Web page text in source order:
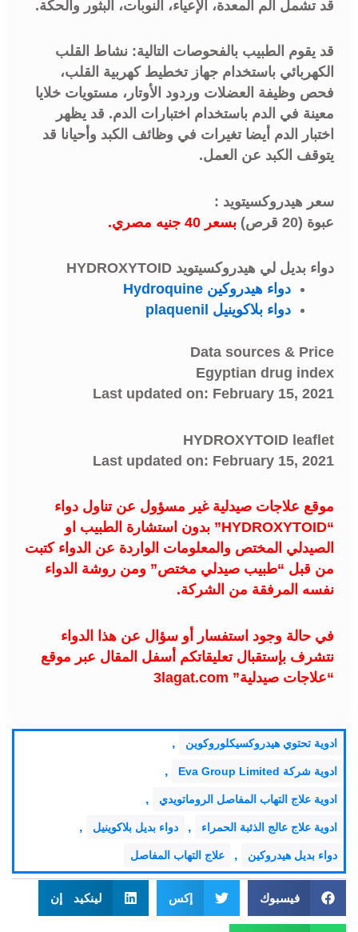
قد تشمل ألم المعدة، الإعياء، النوبات، البثور والحكة.
قد يقوم الطبيب بالفحوصات التالية: نشاط القلب
الكهربائي باستخدام جهاز تخطيط كهربية القلب،
فحص وظيفة العضلات وردود الأوتار، مستويات خلايا
معينة في الدم باستخدام اختبارات الدم. قد يظهر
اختبار الدم أيضا تغيرات في وظائف الكبد وأحيانا قد
يتوقف الكبد عن العمل.
سعر هيدروكسيتويد :
عبوة (20 قرص)
بسعر 40 جنيه مصري.
دواء بديل لي هيدروكسيتويد HYDROXYTOID
دواء هيدروكين Hydroquine
دواء بلاكوينيل plaquenil
Data sources & Price
Egyptian drug index
Last updated on: February 15, 2021
HYDROXYTOID leaflet
Last updated on: February 15, 2021
موقع علاجات صيدلية غير مسؤول عن تناول دواء
“HYDROXYTOID” بدون استشارة الطبيب او
الصيدلي المختص والمعلومات الواردة عن الدواء كتبت
من قبل “طبيب صيدلي مختص” ومن روشة الدواء
نفسه المرفقة من الشركة.
في حالة وجود استفسار أو سؤال عن هذا الدواء
نتشرف بإستقبال تعليقاتكم أسفل المقال عبر موقع
“علاجات صيدلية” 3lagat.com
ادوية تحتوي هيدروكسيكلوروكوين ,
ادوية شركة Eva Group Limited ,
ادوية علاج التهاب المفاصل الروماتويدي ,
ادوية علاج عالج الذئبة الحمراء , دواء بديل بلاكوينيل ,
دواء بديل هيدروكين , علاج التهاب المفاصل
فيسبوك إكس لينكيد إن